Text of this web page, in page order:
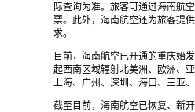
际查询为准。旅客可通过海南航
票。此外，海南航空还为旅客提
求。
目前，海南航空已开通的重庆始
起西南区域辐射北美洲、欧洲、
上海、广州、深圳、海口、三亚
截至目前，海南航空已恢复、新